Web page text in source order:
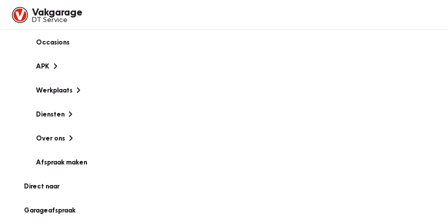
Vakgarage
DT Service
Occasions
APK
Werkplaats
Diensten
Over ons
Afspraak maken
Direct naar
Garageafspraak